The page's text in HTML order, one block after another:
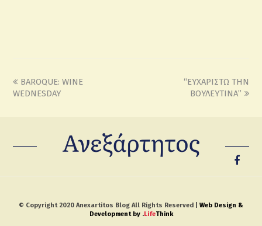
BAROQUE: WINE
WEDNESDAY
“ΕΥΧΑΡΙΣΤΩ ΤΗΝ
ΒΟΥΛΕΥΤΙΝΑ”
© Copyright 2020 Anexartitos Blog All Rights Reserved | Web Design &
Development by .LifeThink